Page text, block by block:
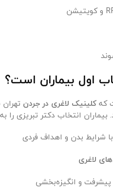
اول بیماران است؟
کهکلینیک لاغری در جردن
انتخاب دکتر تبریزی را
شرایط بدن و اهداف فردی
لاغری
و انگیزه‌بخشی